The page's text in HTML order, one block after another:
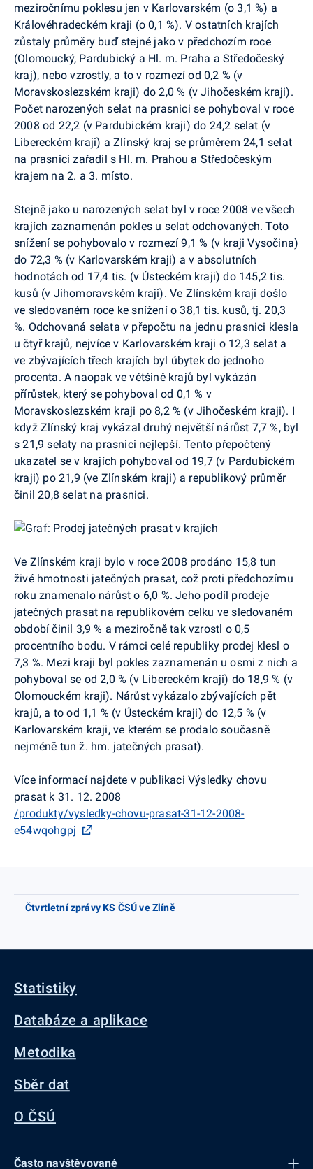
meziročnímu poklesu jen v Karlovarském (o 3,1 %) a
Královéhradeckém kraji (o 0,1 %). V ostatních krajích
zůstaly průměry buď stejné jako v předchozím roce
(Olomoucký, Pardubický a Hl. m. Praha a Středočeský
kraj), nebo vzrostly, a to v rozmezí od 0,2 % (v
Moravskoslezském kraji) do 2,0 % (v Jihočeském kraji).
Počet narozených selat na prasnici se pohyboval v roce
2008 od 22,2 (v Pardubickém kraji) do 24,2 selat (v
Libereckém kraji) a Zlínský kraj se průměrem 24,1 selat
na prasnici zařadil s Hl. m. Prahou a Středočeským
krajem na 2. a 3. místo.
Stejně jako u narozených selat byl v roce 2008 ve všech
krajích zaznamenán pokles u selat odchovaných. Toto
snížení se pohybovalo v rozmezí 9,1 % (v kraji Vysočina)
do 72,3 % (v Karlovarském kraji) a v absolutních
hodnotách od 17,4 tis. (v Ústeckém kraji) do 145,2 tis.
kusů (v Jihomoravském kraji). Ve Zlínském kraji došlo
ve sledovaném roce ke snížení o 38,1 tis. kusů, tj. 20,3
%. Odchovaná selata v přepočtu na jednu prasnici klesla
u čtyř krajů, nejvíce v Karlovarském kraji o 12,3 selat a
ve zbývajících třech krajích byl úbytek do jednoho
procenta. A naopak ve většině krajů byl vykázán
přírůstek, který se pohyboval od 0,1 % v
Moravskoslezském kraji po 8,2 % (v Jihočeském kraji). I
když Zlínský kraj vykázal druhý největší nárůst 7,7 %, byl
s 21,9 selaty na prasnici nejlepší. Tento přepočtený
ukazatel se v krajích pohyboval od 19,7 (v Pardubickém
kraji) po 21,9 (ve Zlínském kraji) a republikový průměr
činil 20,8 selat na prasnici.
Ve Zlínském kraji bylo v roce 2008 prodáno 15,8 tun
živé hmotnosti jatečných prasat, což proti předchozímu
roku znamenalo nárůst o 6,0 %. Jeho podíl prodeje
jatečných prasat na republikovém celku ve sledovaném
období činil 3,9 % a meziročně tak vzrostl o 0,5
procentního bodu. V rámci celé republiky prodej klesl o
7,3 %. Mezi kraji byl pokles zaznamenán u osmi z nich a
pohyboval se od 2,0 % (v Libereckém kraji) do 18,9 % (v
Olomouckém kraji). Nárůst vykázalo zbývajících pět
krajů, a to od 1,1 % (v Ústeckém kraji) do 12,5 % (v
Karlovarském kraji, ve kterém se prodalo současně
nejméně tun ž. hm. jatečných prasat).
Více informací najdete v publikaci Výsledky chovu
prasat k 31. 12. 2008
/produkty/vysledky-chovu-prasat-31-12-2008-
e54wqohgpj
Čtvrtletní zprávy KS ČSÚ ve Zlíně
Statistiky
Databáze a aplikace
Metodika
Sběr dat
O ČSÚ
Často navštěvované